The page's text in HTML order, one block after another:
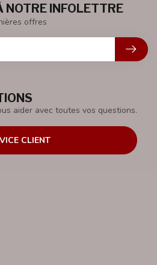
aider avec toutes vos questions.
CLIENT
NOTRE INFOLETTRE
offres